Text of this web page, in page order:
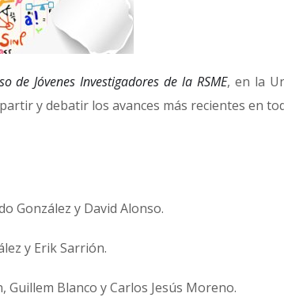
de Jóvenes Investigadores de la RSME, en la
y debatir los avances más recientes en
González y David Alonso.
y Erik Sarrión.
Blanco y Carlos Jesús Moreno.